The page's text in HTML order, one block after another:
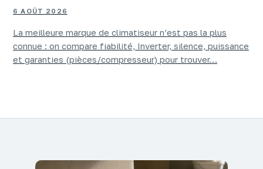
6 AOÛT 2026
La meilleure marque de climatiseur n’est pas la plus
connue : on compare fiabilité, Inverter, silence, puissance
et garanties (pièces/compresseur) pour trouver…